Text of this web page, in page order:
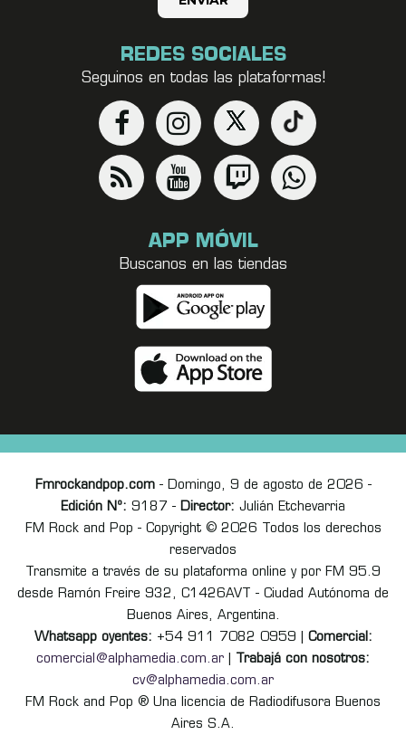
REDES SOCIALES
Seguinos en todas las plataformas!
APP MÓVIL
Buscanos en las tiendas
Fmrockandpop.com- Domingo, 9 de agosto de 2026 -
Edición Nº: 9187 - Director: Julián Etchevarria
FM Rock and Pop - Copyright © 2026 Todos los derechos
reservados
Transmite a través de su plataforma online y por FM 95.9
desde Ramón Freire 932, C1426AVT - Ciudad Autónoma de
Buenos Aires, Argentina.
Whatsapp oyentes: +54 911 7082 0959 | Comercial:
comercial@alphamedia.com.ar
Trabajá con nosotros:
cv@alphamedia.com.ar
FM Rock and Pop ® Una licencia de Radiodifusora Buenos
Aires S.A.